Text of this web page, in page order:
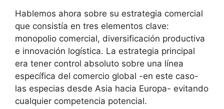
Hablemos ahora sobre su estrategia comercial
que consistía en tres elementos clave:
monopolio comercial, diversificación productiva
e innovación logística. La estrategia principal
era tener control absoluto sobre una línea
específica del comercio global -en este caso-
las especias desde Asia hacia Europa- evitando
cualquier competencia potencial.